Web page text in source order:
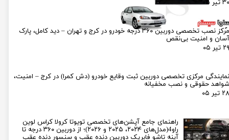
۳۰ تیر ۰۵
مرکز نصب تخصصی دوربین ۳۶۰ درجه خودرو در کرج و تهران – دید کامل، پارک
آسان و امنیت بی‌نقص
۲۹ تیر ۰۵
نمایندگی مرکزی تخصصی دوربین ثبت وقایع خودرو (دش کمرا) در کرج – امنیت،
شواهد حقوقی و نصب مخفیانه
۲۸ تیر ۰۵
راهنمای جامع آپشن‌های تخصصی تویوتا کرولا کراس لوین
راو4(مدل‌های ۲۰۲۴، ۲۰۲۵ و ۲۰۲۶)؛ از دوربین ۳۶۰ درجه تا
آینه تاشو فابریک دوربین دنده عقب و سنسور دنده عقب